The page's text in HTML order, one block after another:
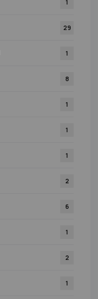
1
29
1
8
1
1
1
2
6
1
2
1